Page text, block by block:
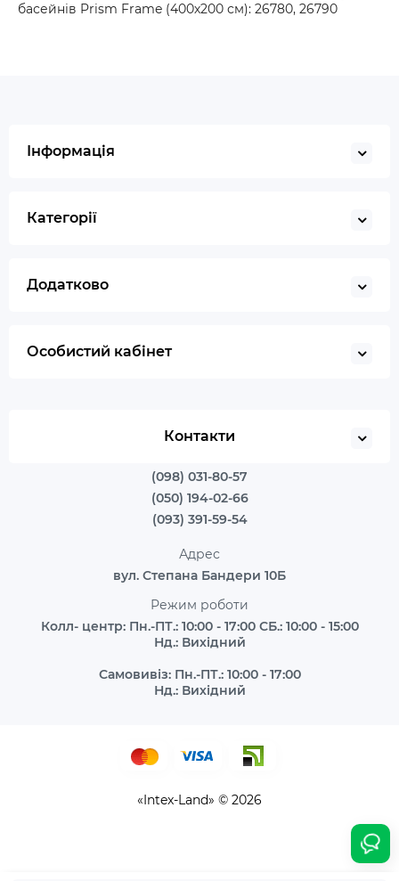
басейнів Prism Frame (400х200 см): 26780, 26790
Інформація
Категорії
Додатково
Особистий кабінет
Контакти
(098) 031-80-57
(050) 194-02-66
(093) 391-59-54
Адрес
вул. Степана Бандери 10Б
Режим роботи
Колл- центр: Пн.-ПТ.: 10:00 - 17:00 СБ.: 10:00 - 15:00
Нд.: Вихідний
Самовивіз: Пн.-ПТ.: 10:00 - 17:00
Нд.: Вихідний
«Intex-Land» © 2026